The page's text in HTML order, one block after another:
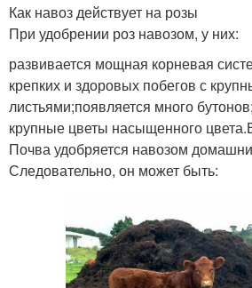
Как навоз действует на розы
При удобрении роз навозом, у них:
развивается мощная корневая
крепких и здоровых побегов с
листьями;появляется много
крупные цветы насыщенного
Почва удобряется навозом
Следовательно, он может быть: